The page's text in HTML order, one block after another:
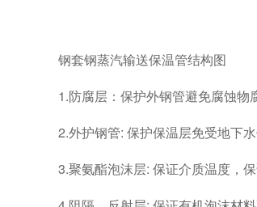
钢套钢蒸汽输送保温管结构图
1.防腐层：保护外钢管避免腐蚀物
2.外护钢管: 保护保温层免受地下
3.聚氨酯泡沫层: 保证介质温度，